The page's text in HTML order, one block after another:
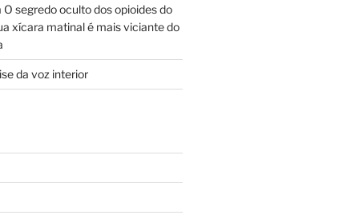
O segredo oculto dos opioides do
xícara matinal é mais viciante do
da voz interior